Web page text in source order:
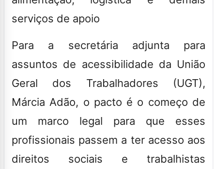
serviços de apoio
Para a secretária adjunta para
assuntos de acessibilidade da União
Geral dos Trabalhadores (UGT),
Márcia Adão, o pacto é o começo de
um marco legal para que esses
profissionais passem a ter acesso aos
direitos sociais e trabalhistas